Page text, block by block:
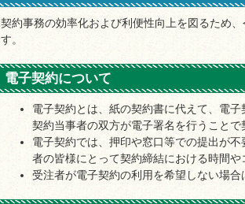
契約事務の効率化および利便性向上を図るため
す。
電子契約について
電子契約とは、紙の契約書に代えて、電
契約当事者の双方が電子署名を行うことで
電子契約では、押印や窓口等での提出が
者の皆様にとって契約締結における時間や
受注者が電子契約の利用を希望しない場